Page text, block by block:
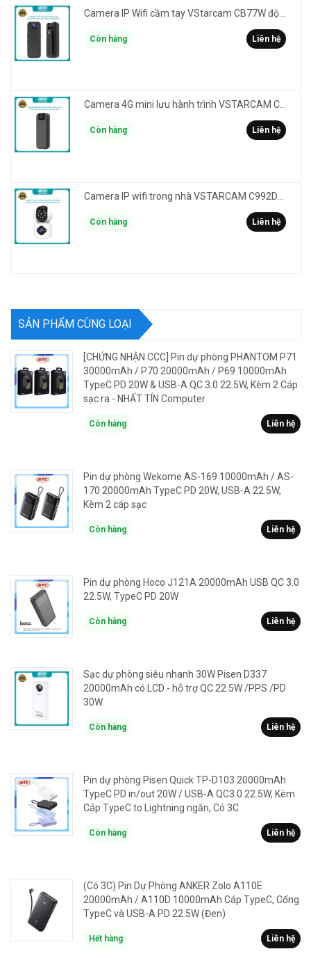
Còn hàng Liên hệ
Camera 4G mini lưu hành trình VSTARCAM CB77 phân giải 3MP FullHD 1080P - Action cam quay Vlog
Còn hàng Liên hệ
Còn hàng Liên hệ
SẢN PHẨM CÙNG LOẠI
[CHỨNG NHẬN CCC] Pin dự phòng PHANTOM P71
30000mAh / P70 20000mAh / P69 10000mAh
TypeC PD 20W & USB-A QC 3.0 22.5W, Kèm 2 Cáp
sạc ra - NHẤT TÍN Computer
Còn hàng Liên hệ
Pin dự phòng Wekome AS-169 10000mAh / AS-
170 20000mAh TypeC PD 20W, USB-A 22.5W,
Kèm 2 cáp sạc
Còn hàng Liên hệ
Pin dự phòng Hoco J121A 20000mAh USB QC 3.0
22.5W, TypeC PD 20W
Còn hàng Liên hệ
Sạc dự phòng siêu nhanh 30W Pisen D337
20000mAh có LCD - hỗ trợ QC 22.5W /PPS /PD
30W
Còn hàng Liên hệ
Pin dự phòng Pisen Quick TP-D103 20000mAh
TypeC PD in/out 20W / USB-A QC3.0 22.5W, Kèm
Cáp TypeC to Lightning ngắn, Có 3C
Còn hàng Liên hệ
(Có 3C) Pin Dự Phòng ANKER Zolo A110E
20000mAh / A110D 10000mAh Cáp TypeC, Cổng
TypeC và USB-A PD 22.5W (Đen)
Hết hàng Liên hệ